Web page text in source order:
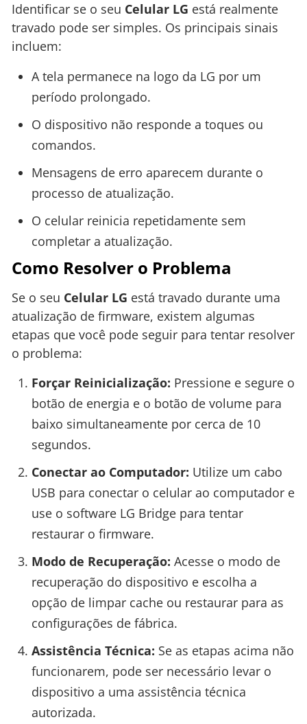
Identificar se o seu Celular LG está realmente
travado pode ser simples. Os principais sinais
incluem:
A tela permanece na logo da LG por um
período prolongado.
O dispositivo não responde a toques ou
comandos.
Mensagens de erro aparecem durante o
processo de atualização.
O celular reinicia repetidamente sem
completar a atualização.
Como Resolver o Problema
Se o seu Celular LG está travado durante uma
atualização de firmware, existem algumas
etapas que você pode seguir para tentar resolver
o problema:
Forçar Reinicialização: Pressione e segure o
botão de energia e o botão de volume para
baixo simultaneamente por cerca de 10
segundos.
Conectar ao Computador: Utilize um cabo
USB para conectar o celular ao computador e
use o software LG Bridge para tentar
restaurar o firmware.
Modo de Recuperação: Acesse o modo de
recuperação do dispositivo e escolha a
opção de limpar cache ou restaurar para as
configurações de fábrica.
Assistência Técnica: Se as etapas acima não
funcionarem, pode ser necessário levar o
dispositivo a uma assistência técnica
autorizada.